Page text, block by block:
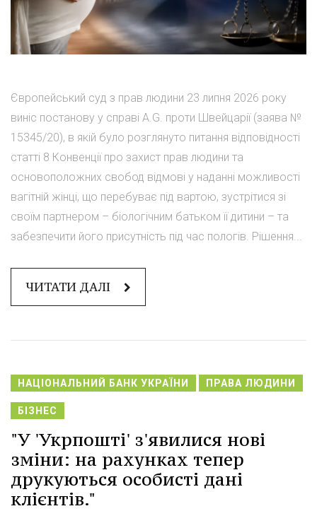
Європейський суд з прав людини 23 липня 2026 року
виніс постанову у справі A.G. проти Швейцарії (заява №
15345/20), в якій було розглянуто питання відповідності
статті 8 Конвенції про захист прав людини та
основоположних свобод відмові у наданні можливості
вагітній жінці, що перебуває під вартою, зустрітися зі
своїм партнером – біологічним батьком її дитини – та
забезпечити його присутність під час пологів. Рішення...
ЧИТАТИ ДАЛІ
НАЦІОНАЛЬНИЙ БАНК УКРАЇНИ ПРАВА ЛЮДИНИ
БІЗНЕС
"У 'Укрпошті' з'явилися нові
зміни: на рахунках тепер
друкуються особисті дані
клієнтів."